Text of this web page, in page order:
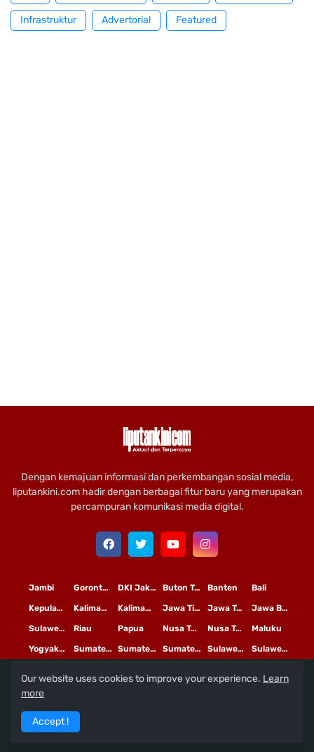
Infrastruktur Advertorial Featured
Dengan kemajuan informasi dan perkembangan sosial media,
liputankini.com hadir dengan berbagai fitur baru yang merupakan
percampuran komunikasi media digital.
Bali
Banten
Buton Tengah
DKI Jakarta
Gorontalo
Jambi
Jawa Barat
Jawa Tengah
Jawa Timur
Kalimantan Tengah
Kalimantan Timur
Kepulauan Riau
Maluku
Nusa Tenggara Barat
Nusa Tenggara Timur
Papua
Riau
Sulawesi Selatan
Sulawesi Tengah
Sulawesi Utara
Sumatera Barat
Sumatera Selatan
Sumatera Utara
Yogyakarta
Copyright© 2020 PTLiputan Kini Mediatama
Redaksi Pedoman Media Siber
Our website uses cookies to improve your experience. Learn
more
Accept !